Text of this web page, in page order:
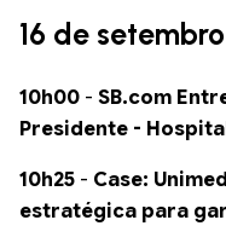
16 de setembro
10h00 - SB.com
Presidente -
10h25 - Case:
estratégica para